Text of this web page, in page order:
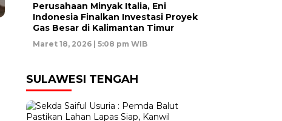
Perusahaan Minyak Italia, Eni
Indonesia Finalkan Investasi Proyek
Gas Besar di Kalimantan Timur
Maret 18, 2026 | 5:08 pm WIB
SULAWESI TENGAH